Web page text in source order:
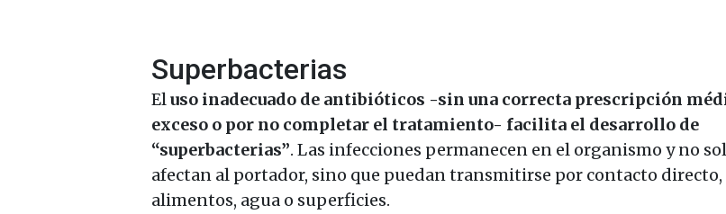
Superbacterias
Eluso inadecuado de antibióticos -sin una correcta prescripción
exceso o por no completar el tratamiento- facilita el desarrollo de
“superbacterias”. Las infecciones permanecen en el organismo y no
afectan al portador, sino que puedan transmitirse por contacto directo,
alimentos, agua o superficies.